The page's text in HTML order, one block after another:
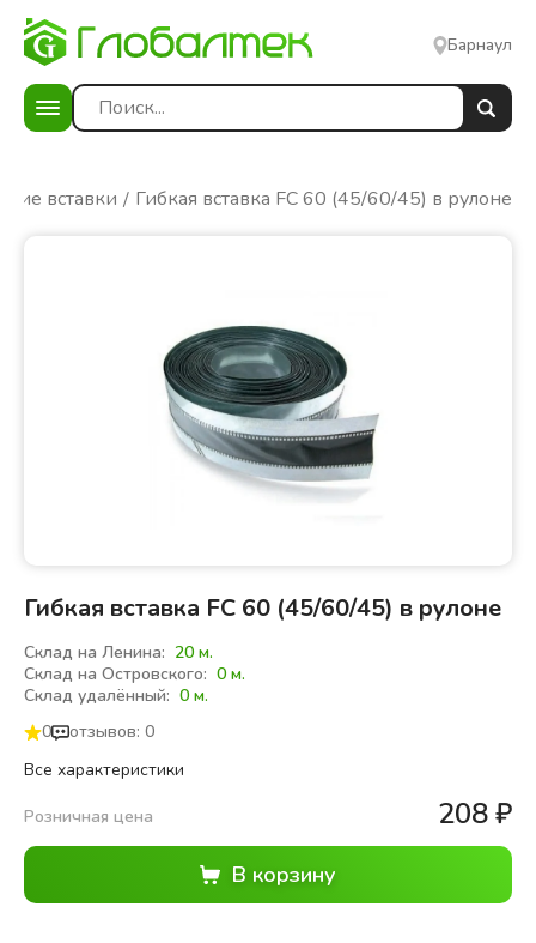
Барнаул
вставки Гибкая вставка FC 60 (45/60/45) в рулоне
Гибкая вставка FC 60 (45/60/45) в рулоне
Склад на Ленина: 20 м.
Склад на Островского: 0 м.
Склад удалённый: 0 м.
0
отзывов: 0
Все характеристики
Розничная цена 208₽